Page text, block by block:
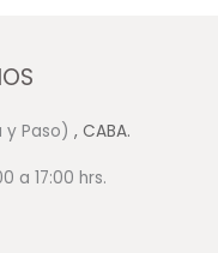
y Paso) , CABA.
a 17:00 hrs.